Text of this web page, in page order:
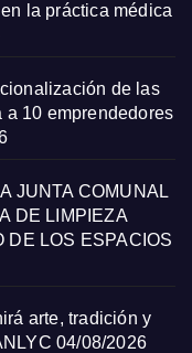
la práctica médica
de las
a 10 emprendedores
JUNTA COMUNAL
DE LIMPIEZA
DE LOS ESPACIOS
arte, tradición y
04/08/2026